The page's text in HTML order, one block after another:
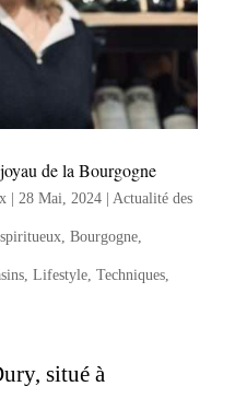
de la Bourgogne
| 28 Mai, 2024| Actualité des
, Bourgogne,
, Lifestyle, Techniques,
situé à